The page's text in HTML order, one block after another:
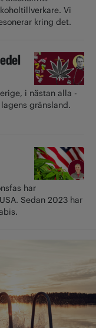
Vi
kring det.
i nästan alla
gränsland.
har
Sedan 2023 har